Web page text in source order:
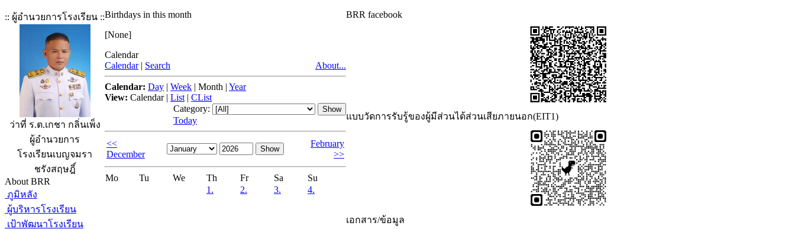
:: ผู้อำนวยการโรงเรียน ::
ว่าที่ ร.ต.เกชา กลิ่นเพ็ง
ผู้อำนวยการ
โรงเรียนเบญจมรา
ชรังสฤษฎิ์
About BRR
ภูมิหลัง
ผู้บริหารโรงเรียน
เป้าพัฒนาโรงเรียน
Birthdays in this month
[None]
Calendar
Calendar | Search About...
Calendar: Day | Week | Month | Year
View: Calendar| List | CList
Category:
Today
<<
December
February
>>
Mo Tu We Th Fr Sa
Su
1.
2. 3. 4.
BRR facebook
แบบวัดการรับรู้ของผู้มีส่วนได้ส่วนเสียภายนอก(EIT1)
เอกสาร/ข้อมูล